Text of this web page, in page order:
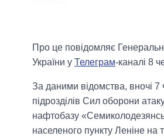
Про це повідомляє
України у Телеграм-каналі 8
За даними відомства, вночі 7
підрозділів Сил оборони
нафтобазу
населеного пункту Леніне на